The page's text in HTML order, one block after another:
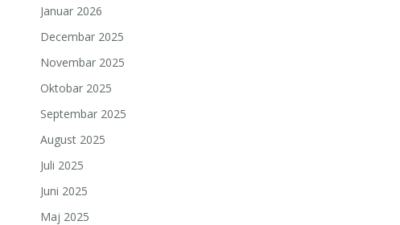
Januar 2026
Decembar 2025
Novembar 2025
Oktobar 2025
Septembar 2025
August 2025
Juli 2025
Juni 2025
Maj 2025